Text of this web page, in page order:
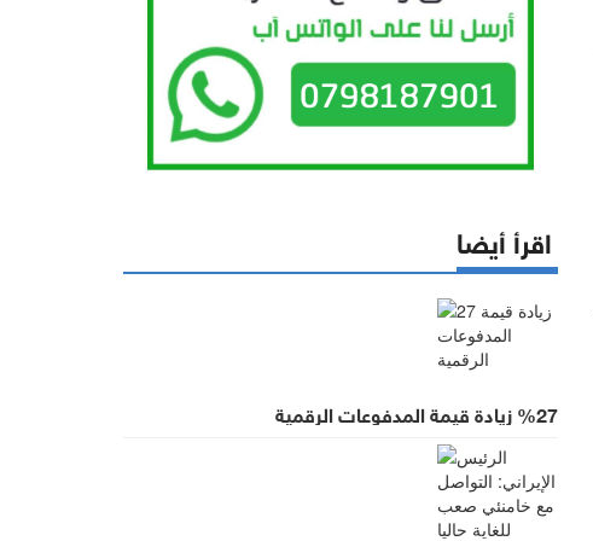
اقرأ أيضا
%27 زيادة قيمة المدفوعات الرقمية